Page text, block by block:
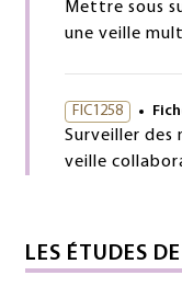
Mettre sous
une veille
FIC1258
Surveiller
veille
LES ÉTUDES